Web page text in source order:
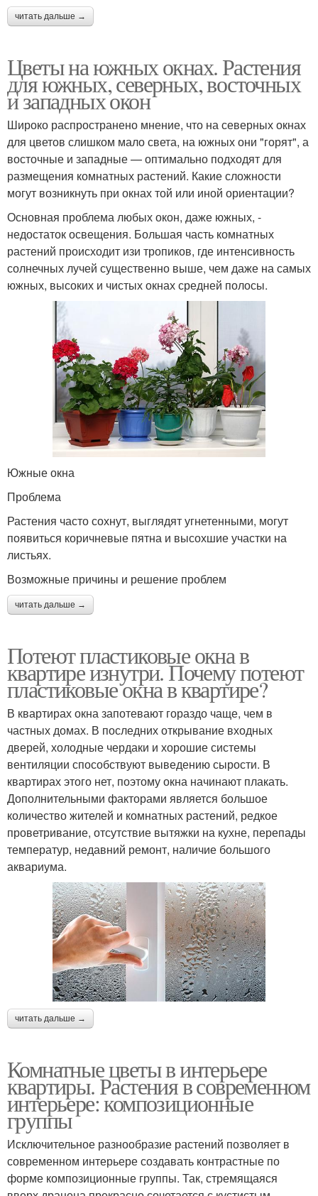
читать дальше →
Цветы на южных окнах. Растения
для южных, северных, восточных
и западных окон
Широко распространено мнение, что на северных окнах
для цветов слишком мало света, на южных они "горят", а
восточные и западные — оптимально подходят для
размещения комнатных растений. Какие сложности
могут возникнуть при окнах той или иной ориентации?
Основная проблема любых окон, даже южных, -
недостаток освещения. Большая часть комнатных
растений происходит изи тропиков, где интенсивность
солнечных лучей существенно выше, чем даже на самых
южных, высоких и чистых окнах средней полосы.
Южные окна
Проблема
Растения часто сохнут, выглядят угнетенными, могут
появиться коричневые пятна и высохшие участки на
листьях.
Возможные причины и решение проблем
читать дальше →
Потеют пластиковые окна в
квартире изнутри. Почему потеют
пластиковые окна в квартире?
В квартирах окна запотевают гораздо чаще, чем в
частных домах. В последних открывание входных
дверей, холодные чердаки и хорошие системы
вентиляции способствуют выведению сырости. В
квартирах этого нет, поэтому окна начинают плакать.
Дополнительными факторами является большое
количество жителей и комнатных растений, редкое
проветривание, отсутствие вытяжки на кухне, перепады
температур, недавний ремонт, наличие большого
аквариума.
читать дальше →
Комнатные цветы в интерьере
квартиры. Растения в современном
интерьере: композиционные
группы
Исключительное разнообразие растений позволяет в
современном интерьере создавать контрастные по
форме композиционные группы. Так, стремящаяся